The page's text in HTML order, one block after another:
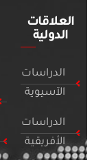
العلاقات
الدولية
الدراسات
الآسيوية
الدراسات
الأفريقية